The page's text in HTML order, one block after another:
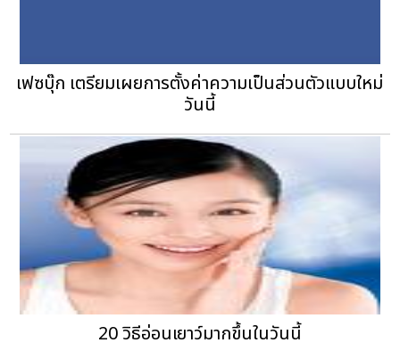
เฟซบุ๊ก เตรียมเผยการตั้งค่าความเป็นส่วนตัวแบบใหม่
วันนี้
20 วิธีอ่อนเยาว์มากขึ้นในวันนี้